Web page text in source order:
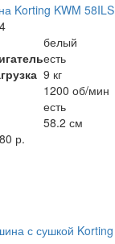
Korting KWM
белый
есть
9 кг
1200 об/мин
есть
58.2 см
р.